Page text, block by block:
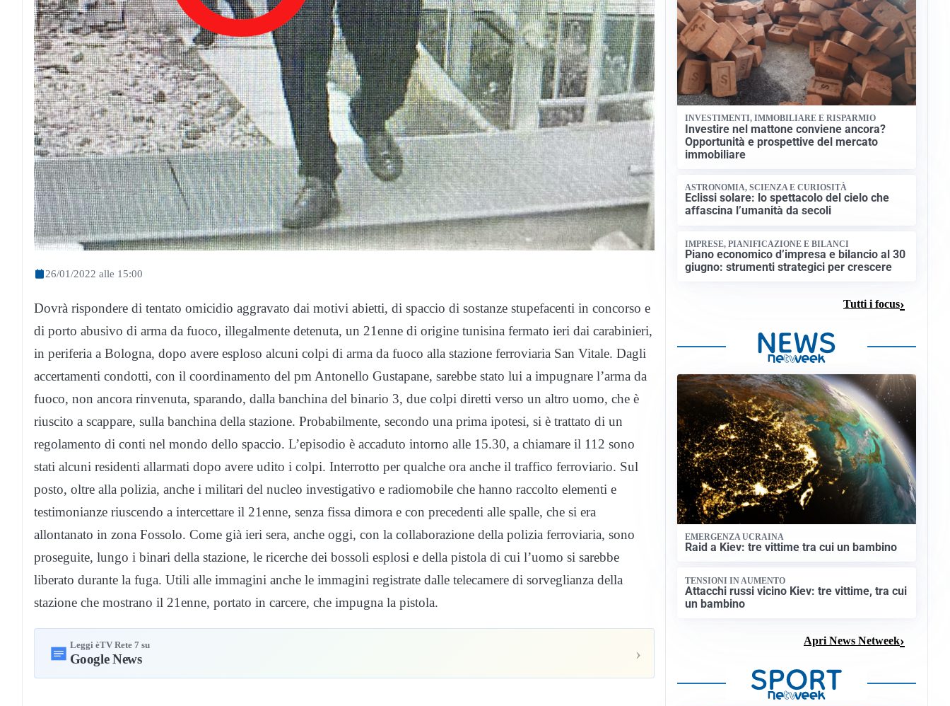
26/01/2022 alle 15:00
Dovrà rispondere di tentato omicidio aggravato dai motivi abietti, di spaccio di sostanze stupefacenti in concorso e
di porto abusivo di arma da fuoco, illegalmente detenuta, un 21enne di origine tunisina fermato ieri dai carabinieri,
in periferia a Bologna, dopo avere esploso alcuni colpi di arma da fuoco alla stazione ferroviaria San Vitale. Dagli
accertamenti condotti, con il coordinamento del pm Antonello Gustapane, sarebbe stato lui a impugnare l’arma da
fuoco, non ancora rinvenuta, sparando, dalla banchina del binario 3, due colpi diretti verso un altro uomo, che è
riuscito a scappare, sulla banchina della stazione. Probabilmente, secondo una prima ipotesi, si è trattato di un
regolamento di conti nel mondo dello spaccio. L’episodio è accaduto intorno alle 15.30, a chiamare il 112 sono
stati alcuni residenti allarmati dopo avere udito i colpi. Interrotto per qualche ora anche il traffico ferroviario. Sul
posto, oltre alla polizia, anche i militari del nucleo investigativo e radiomobile che hanno raccolto elementi e
testimonianze riuscendo a intercettare il 21enne, senza fissa dimora e con precedenti alle spalle, che si era
allontanato in zona Fossolo. Come già ieri sera, anche oggi, con la collaborazione della polizia ferroviaria, sono
proseguite, lungo i binari della stazione, le ricerche dei bossoli esplosi e della pistola di cui l’uomo si sarebbe
liberato durante la fuga. Utili alle immagini anche le immagini registrate dalle telecamere di sorveglianza della
stazione che mostrano il 21enne, portato in carcere, che impugna la pistola.
Leggi èTV Rete 7 su
Google News ›
INVESTIMENTI, IMMOBILIARE E RISPARMIO
Investire nel mattone conviene ancora?
Opportunità e prospettive del mercato
immobiliare
ASTRONOMIA, SCIENZA E CURIOSITÀ
Eclissi solare: lo spettacolo del cielo che
affascina l’umanità da secoli
IMPRESE, PIANIFICAZIONE E BILANCI
Piano economico d’impresa e bilancio al 30
giugno: strumenti strategici per crescere
Tutti i focus
EMERGENZA UCRAINA
Raid a Kiev: tre vittime tra cui un bambino
TENSIONI IN AUMENTO
Attacchi russi vicino Kiev: tre vittime, tra cui
un bambino
Apri News Netweek